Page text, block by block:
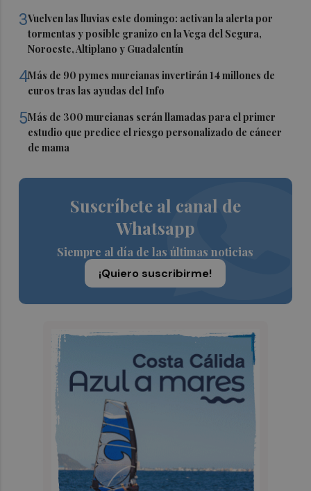
3Vuelven las lluvias este domingo: activan la alerta por
tormentas y posible granizo en la Vega del Segura,
Noroeste, Altiplano y Guadalentín
4Más de 90 pymes murcianas invertirán 14 millones de
euros tras las ayudas del Info
5Más de 300 murcianas serán llamadas para el primer
estudio que predice el riesgo personalizado de cáncer
de mama
Suscríbete al canal de
Whatsapp
Siempre al día de las últimas noticias
¡Quiero suscribirme!